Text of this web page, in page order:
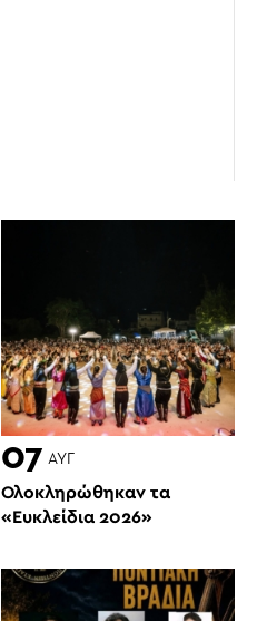
07 ΑΥΓ
Ολοκληρώθηκαν τα
«Ευκλείδια 2026»